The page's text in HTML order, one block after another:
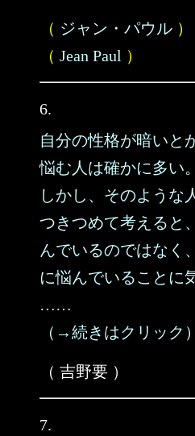
（ ジャン・パウル ）
（ Jean Paul ）
6.
自分の性格が暗いと
悩む人は確かに多い。
しかし、そのような
つきつめて考えると
んでいるのではなく
に悩んでいることに
……
（→続きはクリック）
（ 吉野要 ）
7.